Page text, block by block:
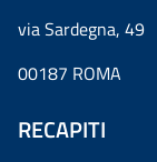
via Sardegna, 49
00187 ROMA
RECAPITI